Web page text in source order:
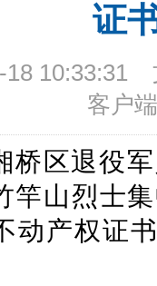
证
10:33:31
客户端
桥区退役
竿山烈士
动产权证